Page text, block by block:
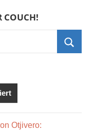
COUCH!
Otjivero: